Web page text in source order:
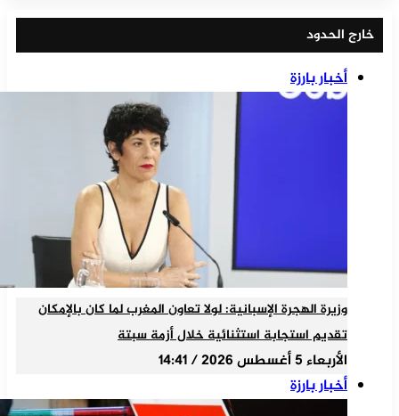
خارج الحدود
أخبار بارزة
وزيرة الهجرة الإسبانية: لولا تعاون المغرب لما كان بالإمكان
تقديم استجابة استثنائية خلال أزمة سبتة
الأربعاء 5 أغسطس 2026 / 14:41
أخبار بارزة